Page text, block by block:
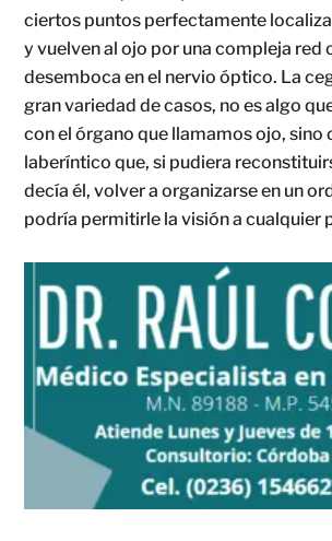
ciertos puntos perfectamente
y vuelven al ojo por una compleja red
desemboca en el nervio óptico. La
gran variedad de casos, no es algo
con el órgano que llamamos ojo, sino
laberíntico que, si pudiera
decía él, volver a organizarse en un
podría permitirle la visión a cualquier